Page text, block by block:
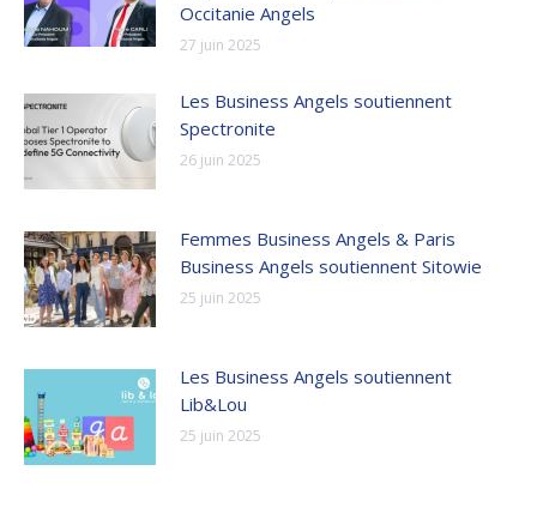
Occitanie Angels
27 juin 2025
Les Business Angels soutiennent
Spectronite
26 juin 2025
Femmes Business Angels & Paris
Business Angels soutiennent Sitowie
25 juin 2025
Les Business Angels soutiennent
Lib&Lou
25 juin 2025